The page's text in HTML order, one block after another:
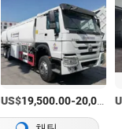
/상품
US$19,500.00-20,000.00